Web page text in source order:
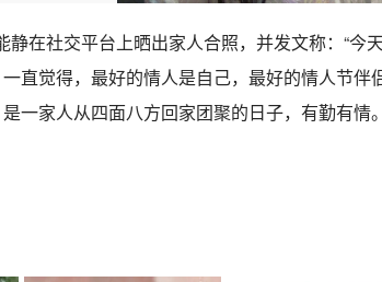
静在社交平台上晒出家人合照，并发文称：“今
直觉得，最好的情人是自己，最好的情人节
一家人从四面八方回家团聚的日子，有勤有情